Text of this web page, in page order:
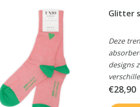
Glitter
Deze
designs
€28,90